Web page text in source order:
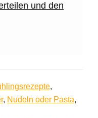
und den
,
, Nudeln oder Pasta,